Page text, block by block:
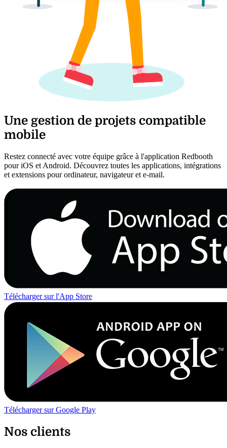
Une gestion de projets compatible
mobile
Restez connecté avec votre équipe grâce à l'application Redbooth
pour iOS et Android. Découvrez toutes les applications, intégrations
et extensions pour ordinateur, navigateur et e-mail.
Télécharger sur l'App Store
Télécharger sur Google Play
Nos clients